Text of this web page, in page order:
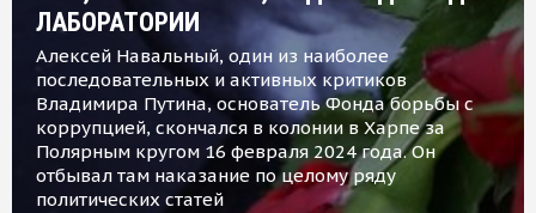
ЛАБОРАТОРИИ
Алексей Навальный, один из наиболее
последовательных и активных критиков
Владимира Путина, основатель Фонда борьбы с
коррупцией, скончался в колонии в Харпе за
Полярным кругом 16 февраля 2024 года. Он
отбывал там наказание по целому ряду
политических статей